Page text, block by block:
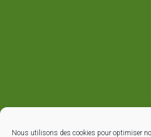
Nous utilisons des cookies pour optimiser